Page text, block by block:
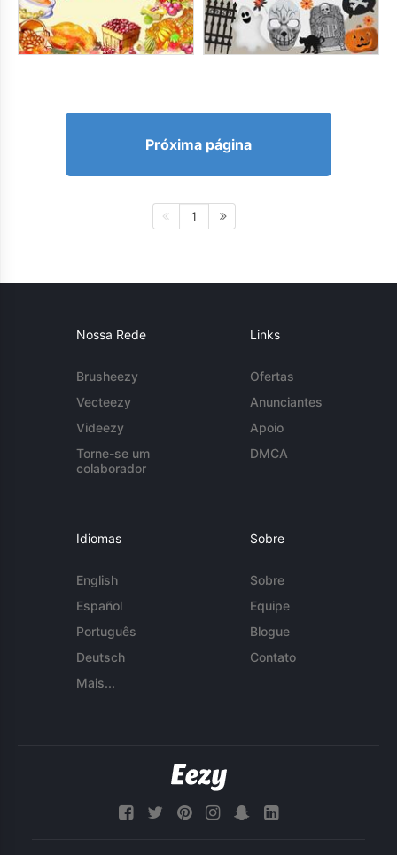
Próxima página
1
Nossa Rede
Brusheezy
Vecteezy
Videezy
Torne-se um
colaborador
Links
Ofertas
Anunciantes
Apoio
DMCA
Idiomas
English
Español
Português
Deutsch
Mais...
Sobre
Sobre
Equipe
Blogue
Contato